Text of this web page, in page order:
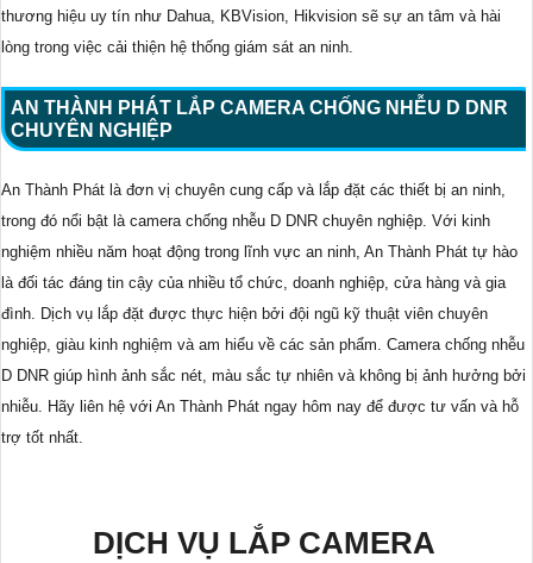
thương hiệu uy tín như Dahua, KBVision, Hikvision sẽ sự an tâm và hài
lòng trong việc cải thiện hệ thống giám sát an ninh.
AN THÀNH PHÁT LẮP CAMERA CHỐNG NHỄU D DNR
CHUYÊN NGHIỆP
An Thành Phát là đơn vị chuyên cung cấp và lắp đặt các thiết bị an ninh,
trong đó nổi bật là camera chống nhễu D DNR chuyên nghiệp. Với kinh
nghiệm nhiều năm hoạt động trong lĩnh vực an ninh, An Thành Phát tự hào
là đối tác đáng tin cậy của nhiều tổ chức, doanh nghiệp, cửa hàng và gia
đình. Dịch vụ lắp đặt được thực hiện bởi đội ngũ kỹ thuật viên chuyên
nghiệp, giàu kinh nghiệm và am hiểu về các sản phẩm. Camera chống nhễu
D DNR giúp hình ảnh sắc nét, màu sắc tự nhiên và không bị ảnh hưởng bởi
nhiễu. Hãy liên hệ với An Thành Phát ngay hôm nay để được tư vấn và hỗ
trợ tốt nhất.
DỊCH VỤ LẮP CAMERA